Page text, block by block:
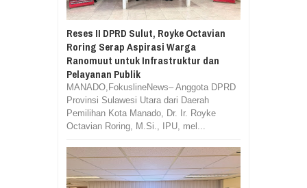
Reses II DPRD Sulut, Royke Octavian
Roring Serap Aspirasi Warga
Ranomuut untuk Infrastruktur dan
Pelayanan Publik
MANADO,FokuslineNews– Anggota DPRD
Provinsi Sulawesi Utara dari Daerah
Pemilihan Kota Manado, Dr. Ir. Royke
Octavian Roring, M.Si., IPU, mel...